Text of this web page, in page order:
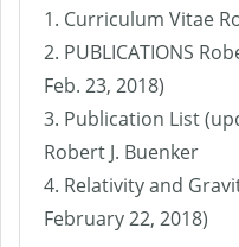
1. Curriculum Vitae
2. PUBLICATIONS
Feb. 23, 2018)
3. Publication List
Robert J. Buenker
4. Relativity and
February 22, 2018)